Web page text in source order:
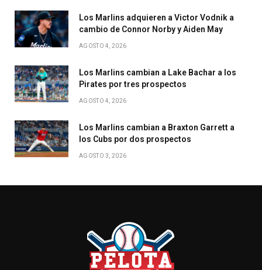
Los Marlins adquieren a Victor Vodnik a
cambio de Connor Norby y Aiden May
AGOSTO 4, 2026
Los Marlins cambian a Lake Bachar a los
Pirates por tres prospectos
AGOSTO 4, 2026
Los Marlins cambian a Braxton Garrett a
los Cubs por dos prospectos
AGOSTO 3, 2026